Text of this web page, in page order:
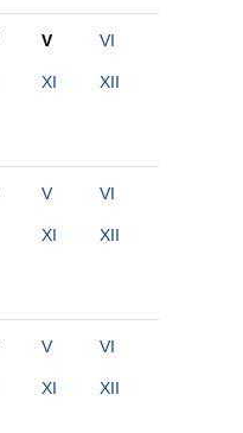
V VI
XI XII
V VI
XI XII
V VI
XI XII